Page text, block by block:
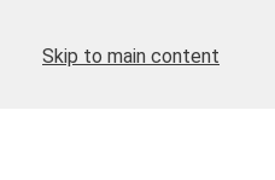
Skip to main content